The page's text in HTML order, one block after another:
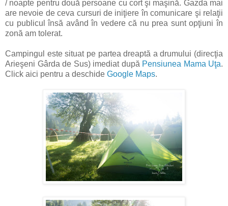
/ noapte pentru două persoane cu cort şi maşină. Gazda mai
are nevoie de ceva cursuri de iniţiere în comunicare şi relaţii
cu publicul însă având în vedere că nu prea sunt opţiuni în
zonă am tolerat.
Campingul este situat pe partea dreaptă a drumului (direcţia
Arieşeni Gârda de Sus) imediat după Pensiunea Mama Uţa.
Click aici pentru a deschide Google Maps.